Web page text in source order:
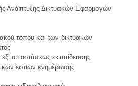
Ανάπτυξης Δικτυακών Εφαρμογών
τόπου και των δικτυακών
αποστάσεως εκπαίδευσης
εστιών ενημέρωσης